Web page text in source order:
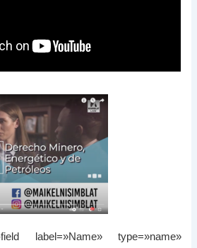
field label=»Name» type=»name»